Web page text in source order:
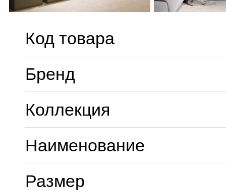
Код товара
Бренд
Коллекция
Наименование
Размер